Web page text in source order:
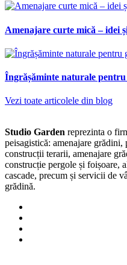
Amenajare curte mică – idei
Îngrășăminte naturale
Vezi toate articolele din blog
Studio Garden reprezinta o
peisagistică: amenajare
construcții terarii, amenajare
construcție pergole și foișoare,
cascade, precum și servicii de
grădină.